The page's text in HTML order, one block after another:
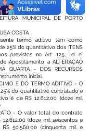
SRP Nº 004/2025
MUNICIPAL DE PORTO
COSTA
termo aditivo tem como
25% do quantitativo dos ITENS
previstos no Art. 125, Lei n°
Apostilamento a ALTERAÇÃO
QUARTA – DOS RECURSOS
inicial.
E DO TERMO ADITIVO - O
do quantitativo contratado e
é de R$ 12.612,00 (doze mil
- O valor total do contrato
(doze mil seiscentos e
R$ 50.560,00 (cinquenta mil e